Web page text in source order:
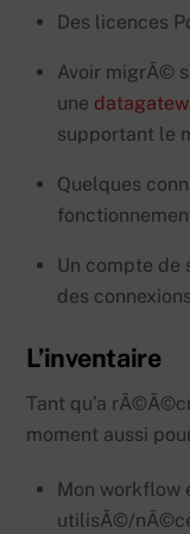
Des licences
Avoir migrÃ©
une
supportant le
Quelques
Un compte
des connexions
L’inventaire
Tant qu’a
moment aussi
Mon workflow
utilisÃ©/